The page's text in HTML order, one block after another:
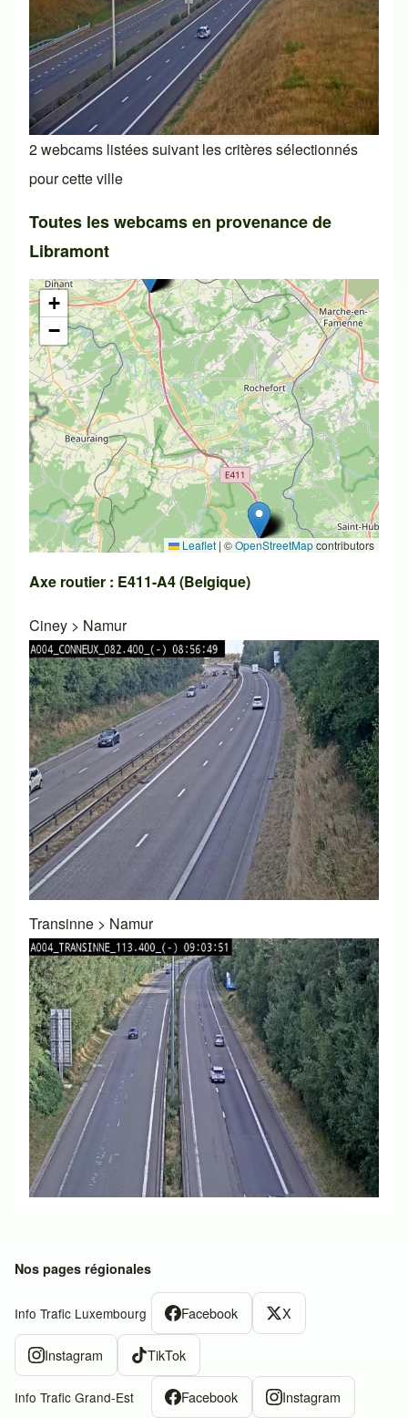
2 webcams listées suivant les critères sélectionnés
pour cette ville
Toutes les webcams en provenance de
Libramont
+
−
Leaflet | ©OpenStreetMapcontributors
Axe routier : E411-A4 (Belgique)
Ciney > Namur
Transinne > Namur
Nos pages régionales
Info Trafic Luxembourg Facebook X
Instagram TikTok
Info Trafic Grand-Est Facebook Instagram